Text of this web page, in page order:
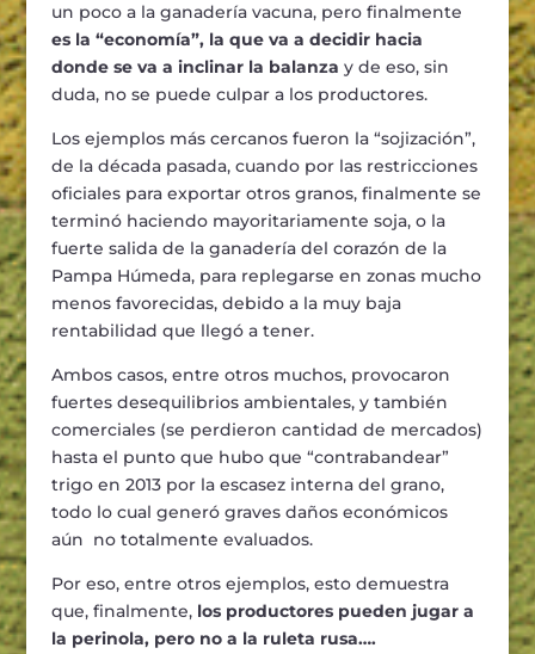
un poco a la ganadería vacuna, pero finalmente
es la “economía”, la que va a decidir hacia
donde se va a inclinar la balanza y de eso, sin
duda, no se puede culpar a los productores.
Los ejemplos más cercanos fueron la “sojización”,
de la década pasada, cuando por las restricciones
oficiales para exportar otros granos, finalmente se
terminó haciendo mayoritariamente soja, o la
fuerte salida de la ganadería del corazón de la
Pampa Húmeda, para replegarse en zonas mucho
menos favorecidas, debido a la muy baja
rentabilidad que llegó a tener.
Ambos casos, entre otros muchos, provocaron
fuertes desequilibrios ambientales, y también
comerciales (se perdieron cantidad de mercados)
hasta el punto que hubo que “contrabandear”
trigo en 2013 por la escasez interna del grano,
todo lo cual generó graves daños económicos
aún no totalmente evaluados.
Por eso, entre otros ejemplos, esto demuestra
que, finalmente, los productores pueden jugar a
la perinola, pero no a la ruleta rusa….